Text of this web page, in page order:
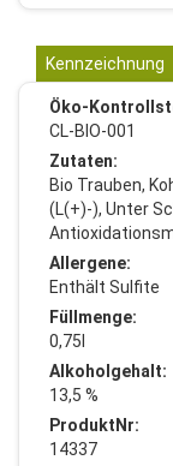
Kennzeichnung
Öko-
CL-BIO-001
Zutaten:
Bio Trauben,
(L(+)-), Unter
Allergene:
Enthält Sulfite
Füllmenge:
0,75l
Alkoholgehalt:
13,5 %
ProduktNr:
14337